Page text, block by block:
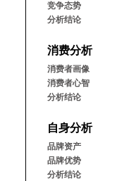
竞争态势
分析结论
消费分析
消费者画像
消费者⼼智
分析结论
⾃⾝分析
品牌资产
品牌优势
分析结论